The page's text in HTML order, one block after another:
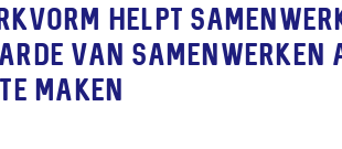
helpt
van samenwerken
maken